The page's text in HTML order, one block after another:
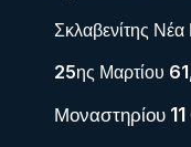
Σκλαβενίτης
25ης Μαρτίου
Μοναστηρίου